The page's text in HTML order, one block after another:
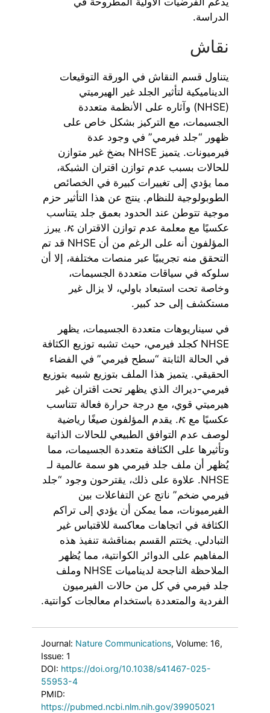
الدراسة.
نقاش
يتناول قسم النقاش في الورقة التوقيعات
الديناميكية لتأثير الجلد غير الهيرميتي
(NHSE) وآثاره على الأنظمة متعددة
الجسيمات، مع التركيز بشكل خاص على
ظهور “جلد فيرمي” في وجود عدة
فيرميونات. يتميز NHSE بضخ غير متوازن
للحالات بسبب عدم توازن اقتران الشبكة،
مما يؤدي إلى تغييرات كبيرة في الخصائص
الطوبولوجية للنظام. ينتج عن هذا التأثير حزم
موجية تتوطن عند الحدود بعمق جلد يتناسب
عكسيًا مع معلمة عدم توازن الاقتران κ. يبرز
المؤلفون أنه على الرغم من أن NHSE قد تم
التحقق منه تجريبيًا عبر منصات مختلفة، إلا أن
سلوكه في سياقات متعددة الجسيمات،
وخاصة تحت استبعاد باولي، لا يزال غير
مستكشف إلى حد كبير.
في سيناريوهات متعددة الجسيمات، يظهر
NHSE كجلد فيرمي، حيث تشبه توزيع الكثافة
في الحالة الثابتة “سطح فيرمي” في الفضاء
الحقيقي. يتميز هذا الملف بتوزيع شبيه بتوزيع
فيرمي-ديراك الذي يظهر تحت اقتران غير
هيرميتي قوي، مع درجة حرارة فعالة تتناسب
عكسيًا مع κ. يقدم المؤلفون صيغًا رياضية
لوصف عدم التوافق الطبيعي للحالات الذاتية
وتأثيرها على الكثافة متعددة الجسيمات، مما
يُظهر أن ملف جلد فيرمي هو سمة عالمية لـ
NHSE. علاوة على ذلك، يقترحون وجود “جلد
فيرمي ضخم” ناتج عن التفاعلات بين
الفيرميونات، مما يمكن أن يؤدي إلى تراكم
الكثافة في اتجاهات معاكسة للاقتباس غير
التبادلي. يختتم القسم بمناقشة تنفيذ هذه
المفاهيم على الدوائر الكوانتية، مما يُظهر
الملاحظة الناجحة لديناميات NHSE وملف
جلد فيرمي في كل من حالات الفيرميون
الفردية والمتعددة باستخدام معالجات كوانتية.
Journal: Nature Communications, Volume: 16,
Issue: 1
DOI: https://doi.org/10.1038/s41467-025-
55953-4
PMID:
https://pubmed.ncbi.nlm.nih.gov/39905021